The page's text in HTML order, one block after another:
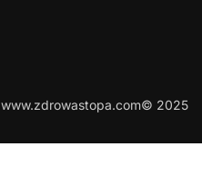
www.zdrowastopa.com© 2025